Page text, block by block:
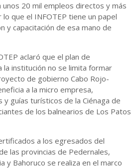
20 mil empleos directos y más
que el INFOTEP tiene un papel
y capacitación de esa mano de
aclaró que el plan de
la institución no se limita formar
de gobierno Cabo Rojo-
a la micro empresa,
guías turísticos de la Ciénaga de
de los balnearios de Los Patos
a los egresados del
las provincias de Pedernales,
y Bahoruco se realiza en el marco